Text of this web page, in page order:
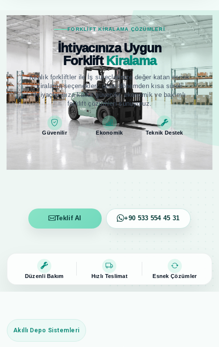
FORKLIFT KIRALAMA ÇÖZÜMLERI
İhtiyacınıza Uygun
ForkliftKiralama
Kiralık forkliftler ile İş süreçlerinize değer katan esnek
kiralama seçenekleri; uzun dönemden kısa süreli
ihtiyaçlarınıza kadar güvenilir, ekonomik ve bakımlı
forklift çözümleri sunuyoruz.
Güvenilir Ekonomik Teknik Destek
Teklif Al +90 533 554 45 31
Düzenli Bakım Hızlı Teslimat Esnek Çözümler
Akıllı Depo Sistemleri